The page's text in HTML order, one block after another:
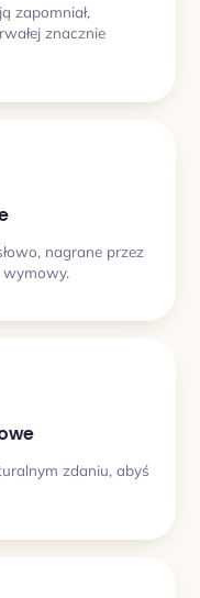
zapomniał,
znacznie
nagrane przez
zdaniu, abyś